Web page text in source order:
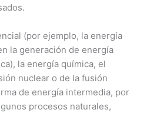
(por ejemplo, la energía
la generación de energía
la energía química, el
nuclear o de la fusión
de energía intermedia, por
procesos naturales,